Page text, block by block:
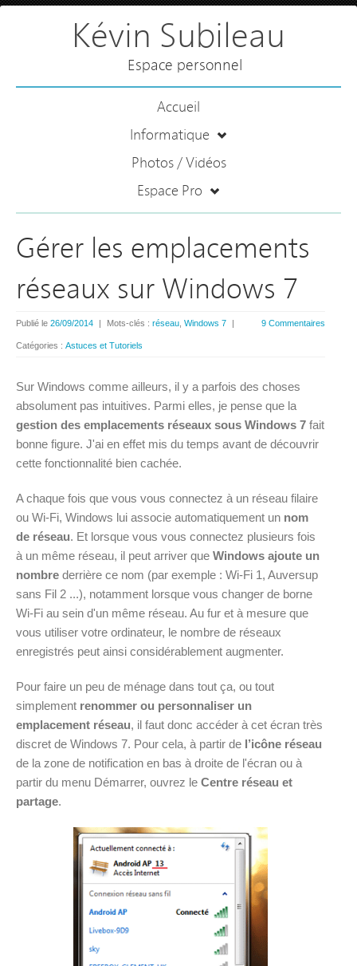
Kévin Subileau
Espace personnel
Accueil
Informatique
Photos / Vidéos
Espace Pro
Gérer les emplacements
réseaux sur Windows 7
9 Commentaires
Publié le 26/09/2014 | Mots-clés : réseau Windows 7 |
Catégories : Astuces et Tutoriels
Sur Windows comme ailleurs, il y a parfois des choses
absolument pas intuitives. Parmi elles, je pense que la
gestion des emplacements réseaux sous Windows 7 fait
bonne figure. J'ai en effet mis du temps avant de découvrir
cette fonctionnalité bien cachée.
A chaque fois que vous vous connectez à un réseau filaire
ou Wi-Fi, Windows lui associe automatiquement un nom
de réseau. Et lorsque vous vous connectez plusieurs fois
à un même réseau, il peut arriver que Windows ajoute un
nombre derrière ce nom (par exemple : Wi-Fi 1, Auversup
sans Fil 2 ...), notamment lorsque vous changer de borne
Wi-Fi au sein d'un même réseau. Au fur et à mesure que
vous utiliser votre ordinateur, le nombre de réseaux
enregistrés peut ainsi considérablement augmenter.
Pour faire un peu de ménage dans tout ça, ou tout
simplement renommer ou personnaliser un
emplacement réseau, il faut donc accéder à cet écran très
discret de Windows 7. Pour cela, à partir de l’icône réseau
de la zone de notification en bas à droite de l'écran ou à
partir du menu Démarrer, ouvrez le Centre réseau et
partage.